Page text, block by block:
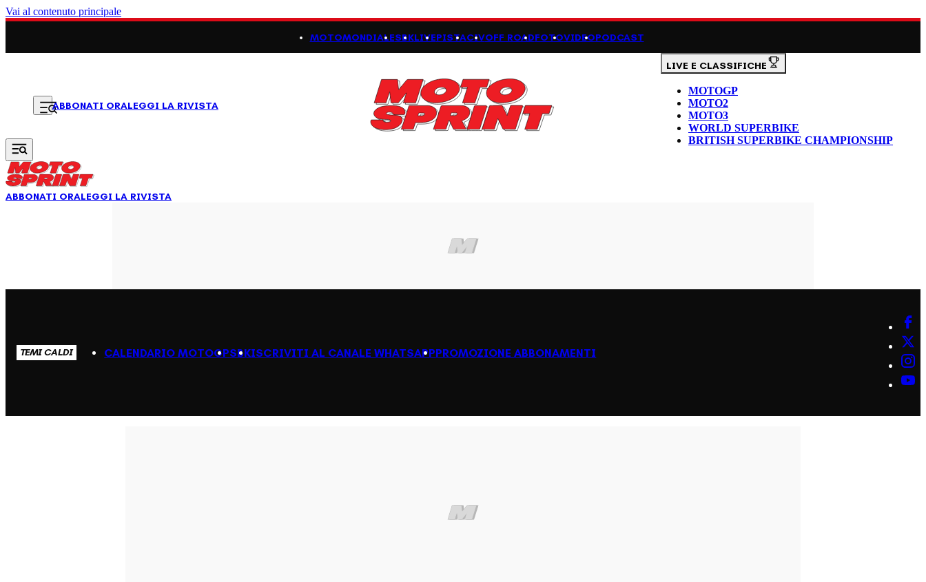
Vai al contenuto principale
MOTOMONDIALESBKLIVEPISTACIVOFF ROADFOTOVIDEOPODCAST
ABBONATI ORALEGGI LA RIVISTA
LIVE E CLASSIFICHE
MOTOGP
MOTO2
MOTO3
WORLD SUPERBIKE
BRITISH SUPERBIKE CHAMPIONSHIP
ABBONATI ORALEGGI LA RIVISTA
TEMI CALDI CALENDARIO MOTOGPSBKISCRIVITI AL CANALE WHATSAPPPROMOZIONE ABBONAMENTI